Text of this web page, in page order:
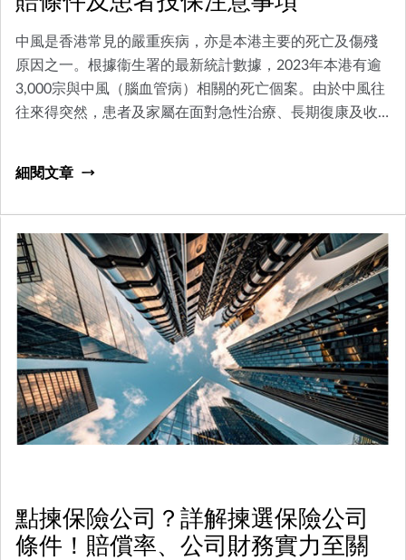
中風是香港常見的嚴重疾病，亦是本港主要的死亡及傷殘
原因之一。根據衞生署的最新統計數據，2023年本港有逾
3,000宗與中風（腦血管病）相關的死亡個案。由於中風往
往來得突然，患者及家屬在面對急性治療、長期復康及收
細閱文章
點揀保險公司？詳解揀選保險公司
條件！賠償率、公司財務實力至關